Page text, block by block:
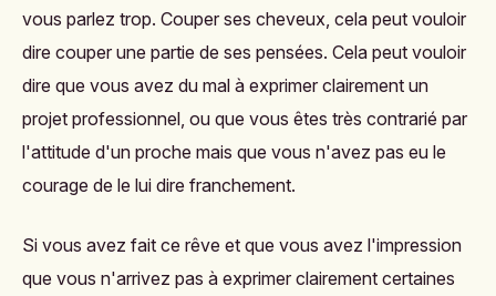
vous parlez trop. Couper ses cheveux, cela peut vouloir
dire couper une partie de ses pensées. Cela peut vouloir
dire que vous avez du mal à exprimer clairement un
projet professionnel, ou que vous êtes très contrarié par
l'attitude d'un proche mais que vous n'avez pas eu le
courage de le lui dire franchement.
Si vous avez fait ce rêve et que vous avez l'impression
que vous n'arrivez pas à exprimer clairement certaines